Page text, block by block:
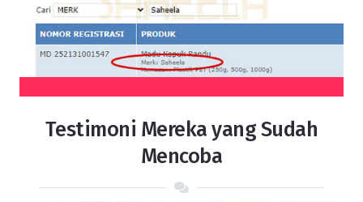
Testimoni Mereka yang Sudah
Mencoba